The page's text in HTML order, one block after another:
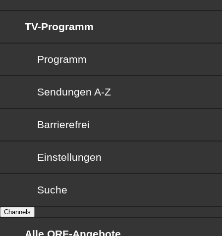
TV-Programm
Programm
Sendungen von A bis Z
Sendungen A-Z
Barrierefrei
Barrierefrei
Einstellungen
Suche
Channels